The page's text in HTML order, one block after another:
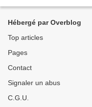
Hébergé par Overblog
Top articles
Pages
Contact
Signaler un abus
C.G.U.